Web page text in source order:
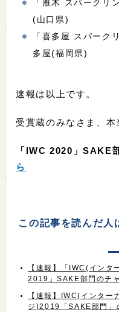
「雁木 スパークリ
(山口県)
「喜多屋 スパーク
多屋(福岡県)
速報は以上です。
受賞蔵のみなさま、本
「IWC 2020」SAKE
ら
この記事を読んだ人
【速報】「IWC(インタ
2019」SAKE部門のチ
【速報】IWC(インター
ジ)2019「SAKE部門」